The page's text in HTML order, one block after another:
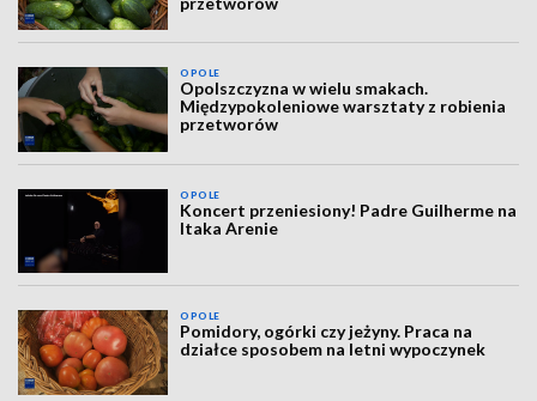
OPOLE
Opolszczyzna w wielu smakach.
Międzypokoleniowe warsztaty z robienia
przetworów
OPOLE
Koncert przeniesiony! Padre Guilherme na
Itaka Arenie
OPOLE
Pomidory, ogórki czy jeżyny. Praca na
działce sposobem na letni wypoczynek